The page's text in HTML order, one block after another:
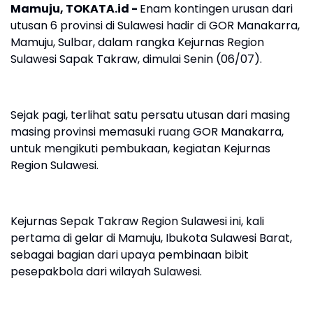
Mamuju, TOKATA.id - Enam kontingen urusan dari
utusan 6 provinsi di Sulawesi hadir di GOR Manakarra,
Mamuju, Sulbar, dalam rangka Kejurnas Region
Sulawesi Sapak Takraw, dimulai Senin (06/07).
Sejak pagi, terlihat satu persatu utusan dari masing
masing provinsi memasuki ruang GOR Manakarra,
untuk mengikuti pembukaan, kegiatan Kejurnas
Region Sulawesi.
Kejurnas Sepak Takraw Region Sulawesi ini, kali
pertama di gelar di Mamuju, Ibukota Sulawesi Barat,
sebagai bagian dari upaya pembinaan bibit
pesepakbola dari wilayah Sulawesi.